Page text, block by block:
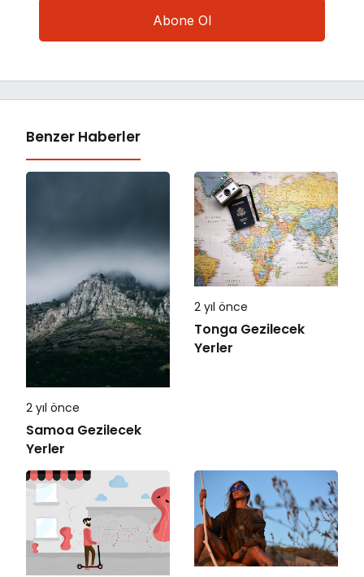
Benzer Haberler
2 yıl önce
Samoa Gezilecek
Yerler
2 yıl önce
Tonga Gezilecek
Yerler